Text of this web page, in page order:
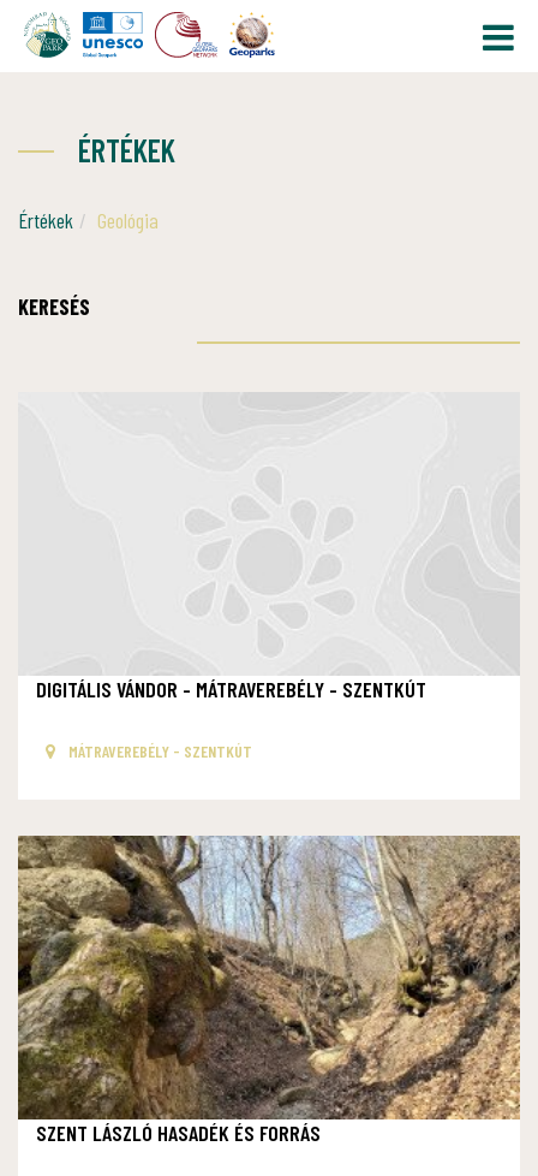
ÉRTÉKEK
Értékek Geológia
KERESÉS
DIGITÁLIS VÁNDOR - MÁTRAVEREBÉLY - SZENTKÚT
MÁTRAVEREBÉLY - SZENTKÚT
SZENT LÁSZLÓ HASADÉK ÉS FORRÁS